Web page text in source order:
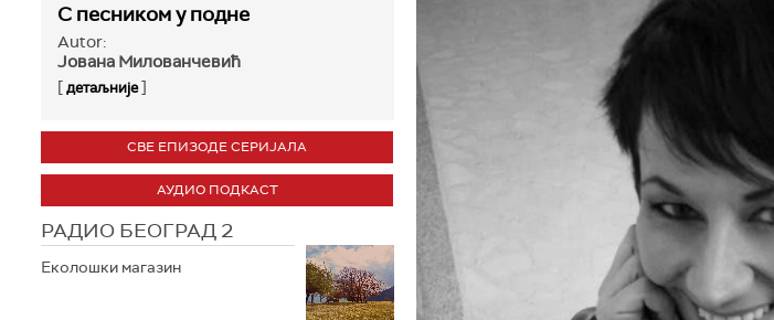
С песником у подне
Autor:
Јована Милованчевић
[детаљније]
СВЕ ЕПИЗОДЕ СЕРИЈАЛА
АУДИО ПОДКАСТ
РАДИО БЕОГРАД 2
Еколошки магазин